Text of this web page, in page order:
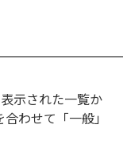
示された一覧か
わせて「一般」